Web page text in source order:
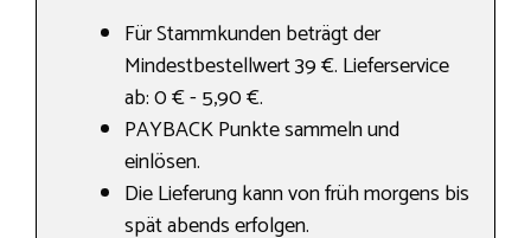
Für Stammkunden beträgt der
Mindestbestellwert 39 €. Lieferservice
ab: 0 € - 5,90 €.
PAYBACK Punkte sammeln und
einlösen.
Die Lieferung kann von früh morgens bis
spät abends erfolgen.